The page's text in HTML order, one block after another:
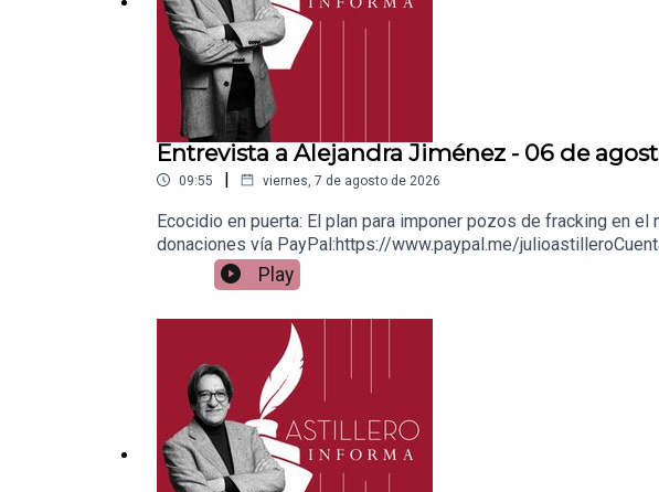
Entrevista a Alejandra Jiménez - 06 de
09:55 | viernes, 7 de agosto de 2026
Ecocidio en puerta: El plan para imponer pozos de fracking en
donaciones vía PayPal:https://www.paypal.me/
1539408017CLABE: 012 320 01539408017 2Tienda:https://
Play